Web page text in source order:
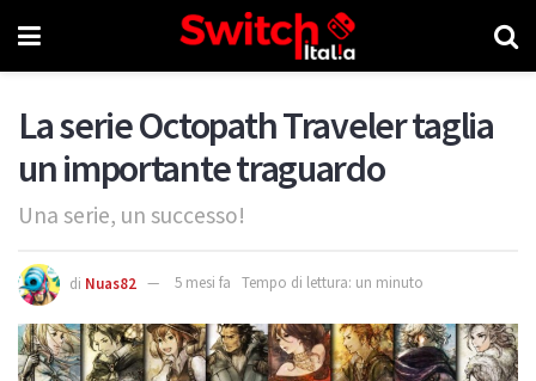
La serie Octopath Traveler taglia
un importante traguardo
Una serie, un successo!
di Nuas82 5 mesi fa Tempo di lettura: un minuto